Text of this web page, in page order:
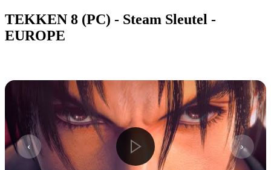
TEKKEN 8 (PC) - Steam Sleutel -
EUROPE